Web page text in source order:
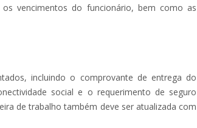
vencimentos do funcionário, bem como as
incluindo o comprovante de entrega do
social e o requerimento de seguro
de trabalho também deve ser atualizada com